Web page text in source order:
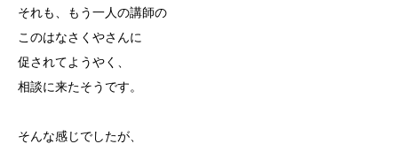
それも、もう一人の講師の
このはなさくやさんに
促されてようやく、
相談に来たそうです。
そんな感じでしたが、